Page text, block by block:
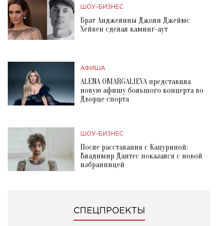
ШОУ-БИЗНЕС
Брат Анджелины Джоли Джеймс
Хейвен сделал каминг-аут
АФИША
ALENA OMARGALIEVA представила
новую афишу большого концерта во
Дворце спорта
ШОУ-БИЗНЕС
После расставания с Кацуриной:
Владимир Дантес показался с новой
избранницей
СПЕЦПРОЕКТЫ